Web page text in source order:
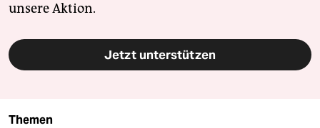
unsere Aktion.
Jetzt unterstützen
Themen